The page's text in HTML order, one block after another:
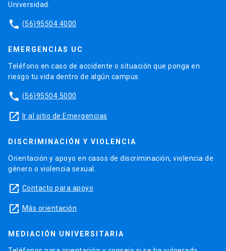
Universidad.
phone (56)95504 4000
EMERGENCIAS UC
Teléfono en caso de accidente o situación que ponga en
riesgo tu vida dentro de algún campus.
phone (56)95504 5000
launch Ir al sitio de Emergencias
DISCRIMINACIÓN Y VIOLENCIA
Orientación y apoyo en casos de discriminación, violencia de
género o violencia sexual.
launch Contacto para apoyo
launch Más orientación
MEDIACIÓN UNIVERSITARIA